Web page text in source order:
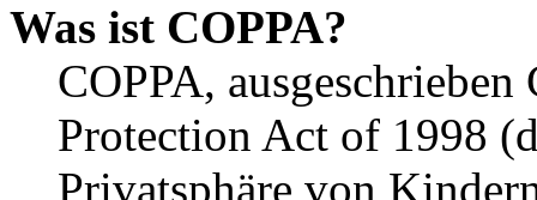
Was ist COPPA?
COPPA,
Protection Act of 1998
Privatsphäre von